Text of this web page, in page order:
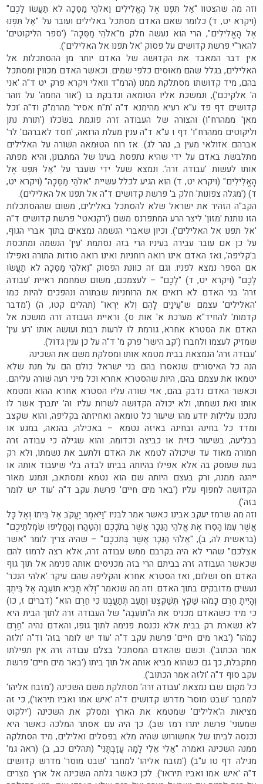
וזה מה שהצטוו "אַל תִּפְנוּ אֶל הָאֱלִילִים וֵאלֹהֵי מַסֵּכָה לֹא תַעֲשׂוּ לָכֶם"
(ויקרא יט, ד) כלומר שאם האדם מסתכל באלילים ועובר על "אַל תִּפְנוּ
אֶל הָאֱלִילִים", הרי הוא נעשה חלק מ"אלֹהֵי מַסֵּכָה" ('ספר הליקוטים'
להאר"י פרשת קדושים על פסוק 'אל תפנו אל האלילים').
אין דבר המאבד את הקדוּשה של האדם יותר מן ההסתכלות אל
האלילים, בגלל שהם מאוּסים כלפי שמים. וכאשר האדם מכווין ומסתכל
בהם, מיד קדושתו מסתלקת ממנו (הרמ"ד וואלי ויקרא פרק יט ד"ה 'אני
ה' אלקיכם'), ונמשכת אליו הטומאה ונדבקת בו ('אור החמה' על זוהר
קדושים דף פד ע"א רעיא מהימנא ד"ה 'ת"ח אסיר' מהרמ"ק וד"ה 'וכל
מאן' ממהרח"ו) והצורה של העבודה זרה פוגמת בשׂכלו ('תורת נתן
וליקוטים ממהרח"ו' דף ו ע"א ד"ה ענין מעלת הרואה, 'חסד לאברהם' לר'
אברהם אזולאי מעין ב, נהר לג). אז רוח הטוּמאה השׁוֹרה על האלילים
מתלבשת באדם על ידי שהיא נתפסת בעינוֹ של המתבונן, והיא מפתה
אותו לעשות 'עבודה זרה'. ונמצא שעל ידי שעבר על "אַל תִּפְנוּ אֶל
הָאֱלִילִים" (ויקרא יט, ד) הוא הגיע לכלל עשיית "אלֹהֵי מַסֵּכָה" (ויקרא יט,
ד) ('מגלה צפונות' חלק ב' פרשת קדושים ד"ה אל תפנו אל האלילים).
הקב"ה הזהיר את ישראל שלא להסתכל באלילים, משום שההסתכלות
הזו נותנת 'מזון' ליצר הרע המתפרנס משם ('רקנאטי' פרשת קדושים ד"ה
'אל תפנו אל האלילים'). וכיון שאברי הנשמה נמצאים בתוך אברי הגוף,
על כן אם עובר עבירה בעיניו הרי בזה נסתמת 'עֵין' הנשמה ומתכסת
ב'קליפה', ואז האדם אינו רואה רוחניות ואינו רואה סודות התורה ואפילו
אם הספר נמצא לפניו. וגם זה כוונת הפסוק "וֵאלֹהֵי מַסֵּכָה לֹא תַעֲשׂוּ
לָכֶם" (ויקרא יט, ד) "לָכֶם" – לעצמכם, משום שמחמת ראיית 'עבודה
זרה' בני האדם לא רואים את הרוחניות שבתורה ונהפכים להיות כמו
'האלילים' עצמם ש"עֵינַיִם לָהֶם וְלֹא יִרְאוּ" (תהלים קטו, ה) ('מדבר
קדמות' להחיד"א מערכת א' אות ס). וראיית העבודה זרה מושכת אל
האדם את הסטרא אחרא, גורמת לו לרעות רבות ועושה אותו 'רע עין'
שמזיק לעצמו ולחברו ('קב הישר' פרק מ' ד"ה על כן ענין גדול).
'עבודה זרה' הנמצאת בבית מטמא אותו ומסלקת משם את השכינה
הנה כל האיסורים שנאסרו בהם בני ישראל כולם הם על מנת שלא
יטמאו את עצמם בהם, היות שהסטרא אחרא וכל מיני רעה שׁורה עליהם.
וכאשר האדם נדבק בהם, אזי שורה עליו הסטרא אחרא ההוא ומטמא
אותו ואת נשמתו, ולא יכולה הקדוּשה לשרות עליו. וה' יתברך אשר לו
נתכנו עלילות יודע מהו שיעור כל טומאה ואחיזתה בקליפה, והוא שקצב
ומדד כל בחינה ובחינה באיזה נטמא – באכילה, בהנאה, במגע או
בבליעה, בשיעור כזית או כביצה וכדומה. והוא שגילה כי עבודה זרה
חמורה מאוד עד שיכולה לטמא את האדם ולתעב את נשמתו, ולא רק
בעת שעוסק בה אלא אפילו בהיותה בביתו לבדה בלי שיעבוד אותה או
ייהנה ממנה, ורק בעצם היותה שם הוא נטמא ומסתאב, ונמנע מאוֹר
הקדושה לחפוף עליו ('באר מים חיים' פרשת עקב ד"ה 'עוד יש לומר
בזה').
וזה מה שרמז יעקב אבינו כאשר אמר לבניו "וַיֹּאמֶר יַעֲקֹב אֶל בֵּיתוֹ וְאֶל כָּל
אֲשֶׁר עִמּוֹ הָסִרוּ אֶת אֱלֹהֵי הַנֵּכָר אֲשֶׁר בְּתֹכְכֶם וְהִטַּהֲרוּ וְהַחֲלִיפוּ שִׂמְלֹתֵיכֶם"
(בראשית לה, ב), "אֱלֹהֵי הַנֵּכָר אֲשֶׁר בְּתֹכְכֶם" – שהיה צריך לומר "אשר
אצלכם" שהרי לא היה בקרבם ממש עבודה זרה, אלא רצה לרמוז להם
שכאשר העבודה זרה בביתם הרי בזה מכניסים אותה פנימה אל תוך גוף
האדם חס ושלום, ואז הסטרא אחרא והקליפה שהם עיקר 'אלהי הנכר'
נעשים מדובקים בתוך האדם. וזה מה שנאמר "וְלֹא תָבִיא תוֹעֵבָה אֶל בֵּיתֶךָ
וְהָיִיתָ חֵרֶם כָּמֹהוּ שַׁקֵּץ תְּשַׁקְּצֶנּוּ וְתַעֵב תְּתַעֲבֶנּוּ כִּי חֵרֶם הוּא" (דברים ז, כו)
כי מיד כשהאדם מכניס את ה"תוֹעֵבָה" של העבודה זרה לתוך הבית היא
לא נשארת רק בבית אלא נכנסת פנימה לתוך גופו, והאדם נהיה "חֵרֶם
כָּמֹהוּ" ('באר מים חיים' פרשת עקב ד"ה 'עוד יש לומר בזה' וד"ה 'ולזה
אמר הכתוב'). וכשם שהאדם המסתכל בצלם עבודה זרה אין תפילתו
מתקבלת, כך גם כשהוא מביא אותה אל תוך ביתו ('באר מים חיים' פרשת
עקב סוף ד"ה 'ולזה אמר הכתוב').
כל מקום שבו נמצאת 'עבודה זרה' מסתלקת משם השכינה ('מזבח אליהו'
למחבר 'שבט מוסר' מדרש קדושים ד"ה 'איש אמו ואביו תיראו'), כי זה
מציאות ה'אלילים' שמטמא את הארץ ומסלק את השכינה ('ילקוט
שמעוני' פרשת יתרו רמז שב). כך היה עם אסתר המלכה כאשר היא
נכנסה לביתו של אחשורוש שהיה מלא בפסלים ואלילים, מיד הסתלקה
ממנה השכינה ואמרה "אֵלִי אֵלִי לָמָה עֲזַבְתָּנִי" (תהלים כב, ב) (ראה גמ'
מגילה דף טו ע"ב) ('מזבח אליהו' למחבר 'שבט מוסר' מדרש קדושים
ד"ה 'איש אמו ואביו תיראו'). לכן כאשר גלתה השכינה אל ארץ מצרים